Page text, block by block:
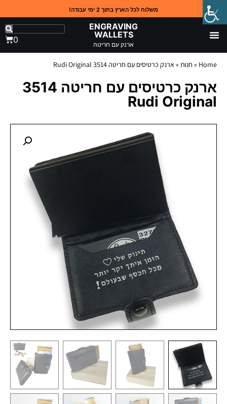
משלוח לכל הארץ בתוך 2 ימי עבודה!
ENGRAVING
WALLETS
ארנק עם חריטה 0
Home
» חנות » ארנק כרטיסים עם חריטה 3514 Rudi Original
ארנק כרטיסים עם חריטה 3514
Rudi Original